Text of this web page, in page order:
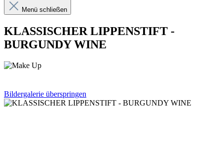
Menü schließen
KLASSISCHER LIPPENSTIFT -
BURGUNDY WINE
Bildergalerie überspringen